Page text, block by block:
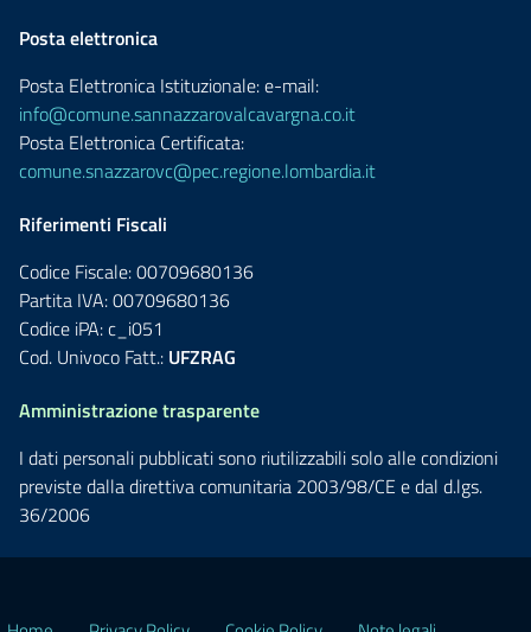
Posta elettronica
Posta Elettronica Istituzionale: e-mail:
info@comune.sannazzarovalcavargna.co.it
Posta Elettronica Certificata:
comune.snazzarovc@pec.regione.lombardia.it
Riferimenti Fiscali
Codice Fiscale: 00709680136
Partita IVA: 00709680136
Codice iPA: c_i051
Cod. Univoco Fatt.: UFZRAG
Amministrazione trasparente
I dati personali pubblicati sono riutilizzabili solo alle condizioni
previste dalla direttiva comunitaria 2003/98/CE e dal d.lgs.
36/2006